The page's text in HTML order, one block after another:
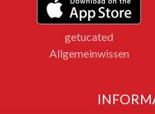
getucated
Allgemeinwissen